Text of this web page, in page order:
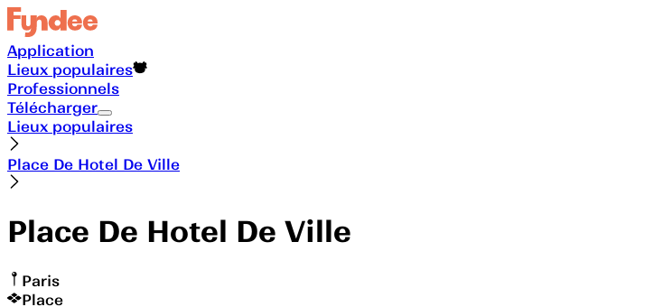
Application
Lieux populaires
Professionnels
Télécharger
Lieux populaires
Place De Hotel De Ville
Place De Hotel De Ville
Paris
Place